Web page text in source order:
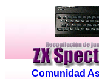
Comunidad